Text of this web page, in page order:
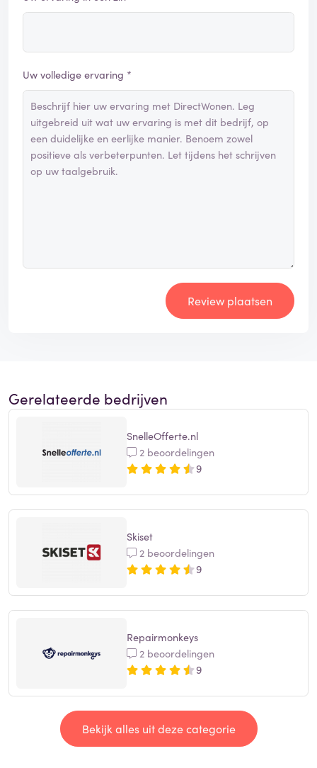
Uw volledige ervaring *
Review plaatsen
Gerelateerde bedrijven
SnelleOfferte.nl
2 beoordelingen
9
Skiset
2 beoordelingen
9
Repairmonkeys
2 beoordelingen
9
Bekijk alles uit deze categorie